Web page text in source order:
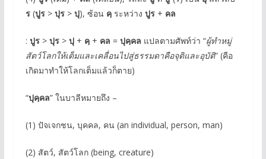
ร(ปูร> ปุร> ปุ), ซ้อน คฺระหว่าง ปูร+ คล
: ปูร> ปุร> ปุ+ คฺ+ คล = ปุคฺคล แปลตามศัพท์ว่า “ผู้ทำหมู่
สัตว์โลกให้เต็มและเคลื่อนไปสู่ธรรมดาคือจุติและอุบัติ” (คือ
เกิดมาทำให้โลกเต็มแล้วก็ตาย)
“ปุคฺคล” ในบาลีหมายถึง –
(1) ปัจเจกชน, บุคคล, คน (an individual, person, man)
(2) สัตว์, สัตว์โลก (being, creature)